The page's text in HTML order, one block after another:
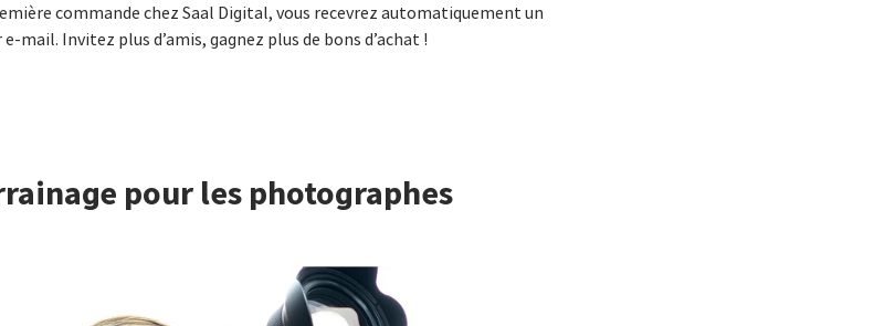
commande chez Saal Digital, vous recevrez automatiquement un
e-mail. Invitez plus d’amis, gagnez plus de bons d’achat !
pour les photographes